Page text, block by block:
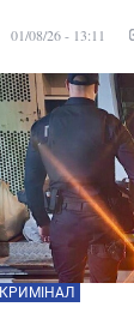
01/08/26 - 13:11
КРИМІНАЛ